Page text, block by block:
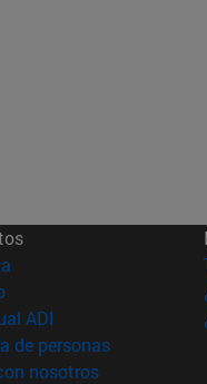
(abre en nueva ventana)
(abre en nueva ventana)
ADI (abre en nueva
de personas(abre en
nosotros(abre en